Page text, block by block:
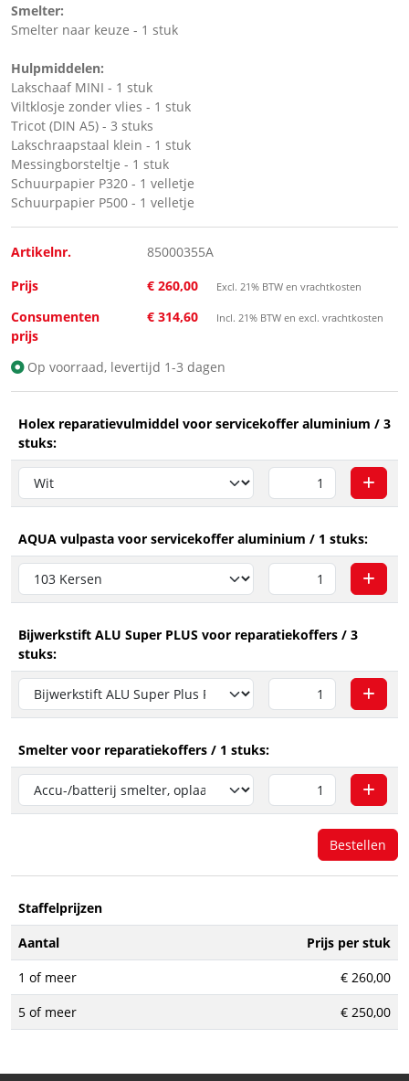
Smelter:
Smelter naar keuze - 1 stuk
Hulpmiddelen:
Lakschaaf MINI - 1 stuk
Viltklosje zonder vlies - 1 stuk
Tricot (DIN A5) - 3 stuks
Lakschraapstaal klein - 1 stuk
Messingborsteltje - 1 stuk
Schuurpapier P320 - 1 velletje
Schuurpapier P500 - 1 velletje
Artikelnr.
85000355A
Prijs
€ 260,00 Excl. 21% BTW en vrachtkosten
Consumenten
prijs
€ 314,60 Incl. 21% BTW en excl. vrachtkosten
Op voorraad, levertijd 1-3 dagen
Holex reparatievulmiddel voor servicekoffer aluminium / 3
stuks:
AQUA vulpasta voor servicekoffer aluminium / 1 stuks:
Bijwerkstift ALU Super PLUS voor reparatiekoffers / 3
stuks:
Smelter voor reparatiekoffers / 1 stuks:
Bestellen
Staffelprijzen
Aantal
Prijs per stuk
1 of meer
€ 260,00
5 of meer
€ 250,00